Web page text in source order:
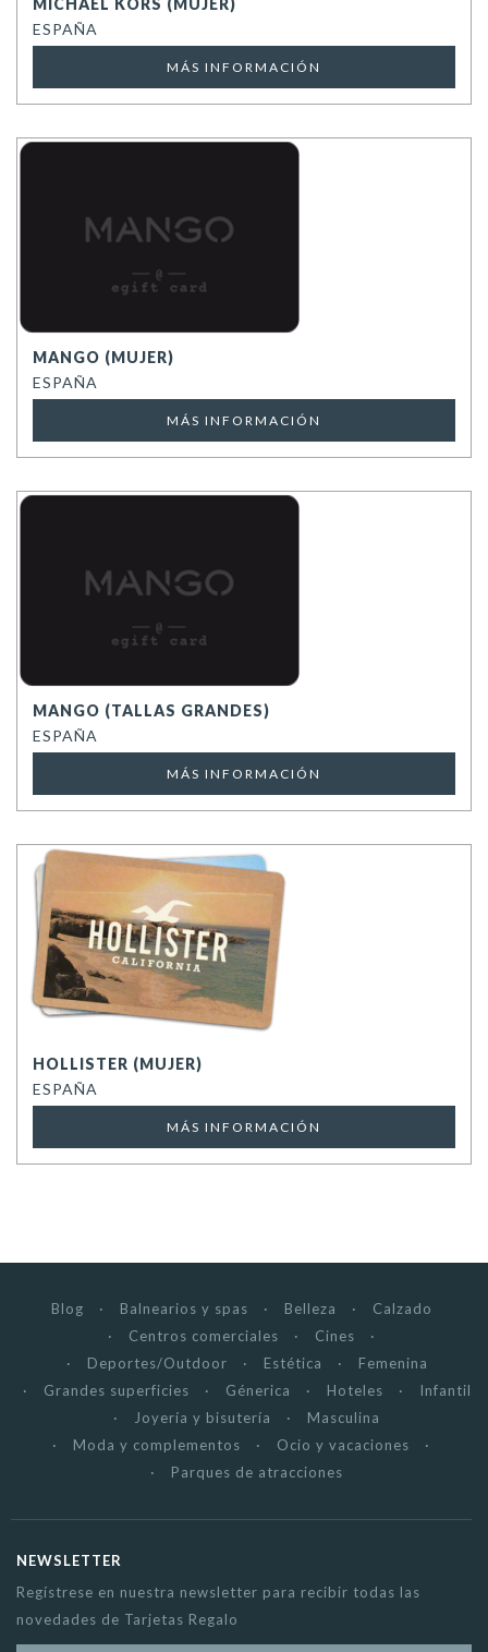
MICHAEL KORS (MUJER)
ESPAÑA
MÁS INFORMACIÓN
MANGO (MUJER)
ESPAÑA
MÁS INFORMACIÓN
MANGO (TALLAS GRANDES)
ESPAÑA
MÁS INFORMACIÓN
HOLLISTER (MUJER)
ESPAÑA
MÁS INFORMACIÓN
Blog Balnearios y spas Belleza
Calzado
Centros comerciales
Cines
Deportes/Outdoor
Estética
Femenina
Grandes superficies
Génerica Hoteles
Infantil
Joyería y bisutería
Masculina
Moda y complementos
Ocio y vacaciones
Parques de atracciones
NEWSLETTER
Regístrese en nuestra newsletter para recibir todas las
novedades de Tarjetas Regalo